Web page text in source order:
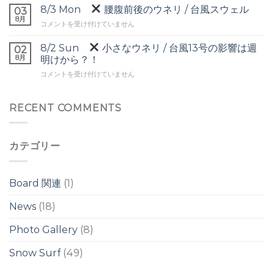
は
ー
ッ
の
ワ
イ
レ
イ
▼
頭
前
の
ワ
ド
イ
03
8月
8/3 Mon 腰腹前後のウネリ / 台風スウェル
8/3
腰
腹
前
ウ
台
ウ
ェ
は
コメントを受け付けていません
02
8月
8/2 Sun
小さなウネリ / 台風13号の影響は週
明けから？！
8/2
小
ネ
台
風
号
影
は
コメントを受け付けていません
RECENT COMMENTS
カテゴリー
Board 関連 (1)
News (18)
Photo Gallery (8)
Snow Surf(49)